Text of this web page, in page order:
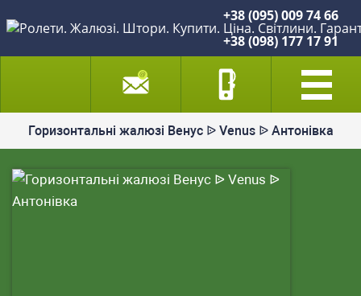
+38 (095) 009 74 66
+38 (098) 177 17 91
Горизонтальні жалюзі Венус ᐉ Venus ᐉ Антонівка